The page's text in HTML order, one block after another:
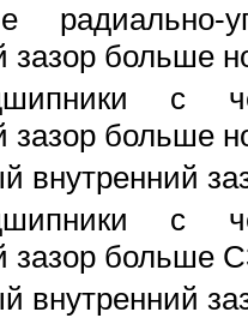
радиально-
зазор больше
с
зазор больше
внутренний
с
зазор больше
внутренний